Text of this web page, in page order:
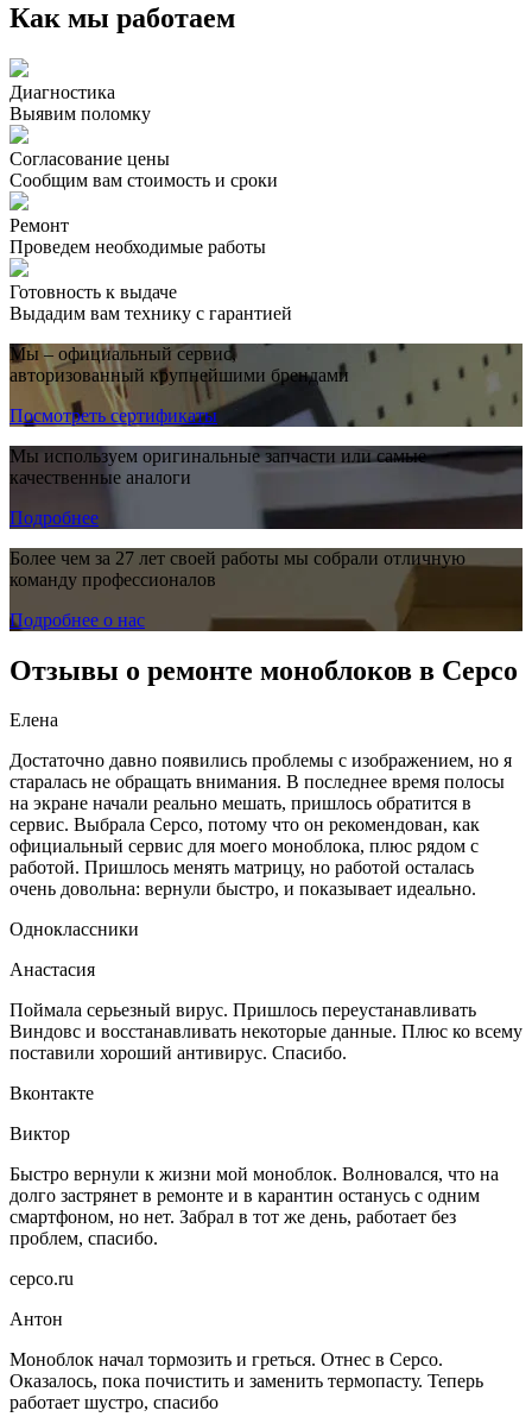
Как мы работаем
Диагностика
Выявим поломку
Согласование цены
Сообщим вам стоимость и сроки
Ремонт
Проведем необходимые работы
Готовность к выдаче
Выдадим вам технику с гарантией
Мы – официальный сервис,
авторизованный крупнейшими брендами
Посмотреть сертификаты
Мы используем оригинальные запчасти или самые
качественные аналоги
Подробнее
Более чем за 27 лет своей работы мы собрали отличную
команду профессионалов
Подробнее о нас
Отзывы о ремонте моноблоков в Серсо
Елена
Достаточно давно появились проблемы с изображением, но я
старалась не обращать внимания. В последнее время полосы
на экране начали реально мешать, пришлось обратится в
сервис. Выбрала Серсо, потому что он рекомендован, как
официальный сервис для моего моноблока, плюс рядом с
работой. Пришлось менять матрицу, но работой осталась
очень довольна: вернули быстро, и показывает идеально.
Одноклассники
Анастасия
Поймала серьезный вирус. Пришлось переустанавливать
Виндовс и восстанавливать некоторые данные. Плюс ко всему
поставили хороший антивирус. Спасибо.
Вконтакте
Виктор
Быстро вернули к жизни мой моноблок. Волновался, что на
долго застрянет в ремонте и в карантин останусь с одним
смартфоном, но нет. Забрал в тот же день, работает без
проблем, спасибо.
серсо.ru
Антон
Моноблок начал тормозить и греться. Отнес в Серсо.
Оказалось, пока почистить и заменить термопасту. Теперь
работает шустро, спасибо